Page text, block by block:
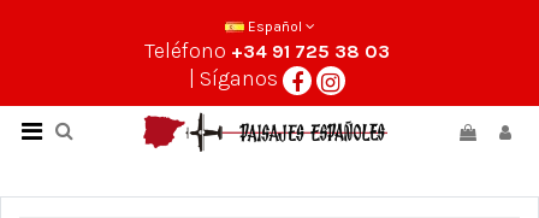
Español
Teléfono +34 91 725 38 03
| Síganos